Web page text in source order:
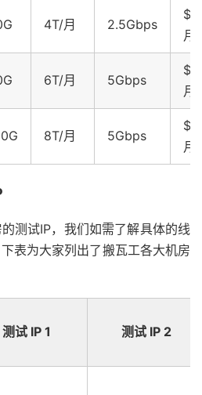
4T/月 2.5Gbps
月
6T/月 5Gbps
月
8T/月 5Gbps
月
测试IP，我们如需了解具体的线
表为大家列出了搬瓦工各大机房
测试 IP 1 测试 IP 2